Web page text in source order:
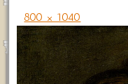
800 × 1040